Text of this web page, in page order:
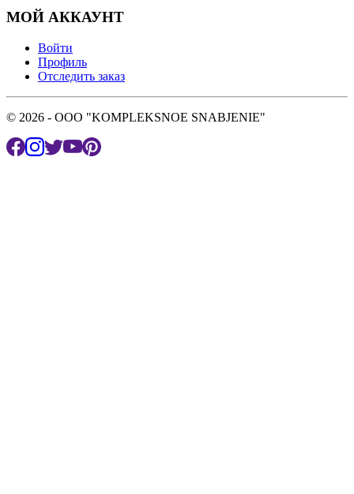
МОЙ АККАУНТ
Войти
Профиль
Отследить заказ
© 2026 - OOO "KOMPLEKSNOE SNABJENIE"